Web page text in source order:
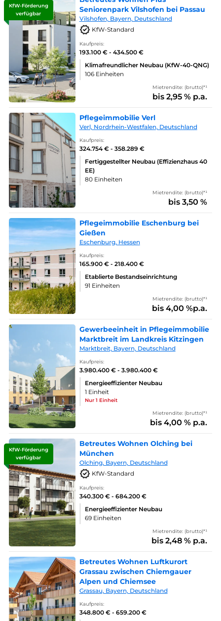
KfW-Förderung
verfügbar
Seniorenpark Vilshofen bei Passau
Vilshofen, Bayern, Deutschland
KfW-Standard
Kaufpreis:
193.100 € - 434.500 €
Klimafreundlicher Neubau (KfW-40-QNG)
106 Einheiten
Mietrendite: (brutto)*¹
bis 2,95 % p.a.
Pflegeimmobilie Verl
Verl, Nordrhein-Westfalen, Deutschland
Kaufpreis:
324.754 € - 358.289 €
Fertiggestellter Neubau (Effizienzhaus 40
EE)
80 Einheiten
Mietrendite: (brutto)*¹
bis 3,50 %
Pflegeimmobilie Eschenburg bei
Gießen
Eschenburg, Hessen
Kaufpreis:
165.900 € - 218.400 €
Etablierte Bestandseinrichtung
91 Einheiten
Mietrendite: (brutto)*¹
bis 4,00 %p.a.
Gewerbeeinheit in Pflegeimmobilie
Marktbreit im Landkreis Kitzingen
Marktbreit, Bayern, Deutschland
Kaufpreis:
3.980.400 € - 3.980.400 €
Energieeffizienter Neubau
1 Einheit
Nur 1 Einheit
Mietrendite: (brutto)*¹
bis 4,00 % p.a.
KfW-Förderung
verfügbar
Betreutes Wohnen Olching bei
München
Olching, Bayern, Deutschland
KfW-Standard
Kaufpreis:
340.300 € - 684.200 €
Energieeffizienter Neubau
69 Einheiten
Mietrendite: (brutto)*¹
bis 2,48 % p.a.
Betreutes Wohnen Luftkurort
Grassau zwischen Chiemgauer
Alpen und Chiemsee
Grassau, Bayern, Deutschland
Kaufpreis:
348.800 € - 659.200 €